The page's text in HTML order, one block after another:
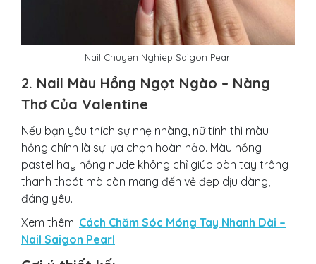
Nail Chuyen Nghiep Saigon Pearl
2. Nail Màu Hồng Ngọt Ngào – Nàng
Thơ Của Valentine
Nếu bạn yêu thích sự nhẹ nhàng, nữ tính thì màu
hồng chính là sự lựa chọn hoàn hảo. Màu hồng
pastel hay hồng nude không chỉ giúp bàn tay trông
thanh thoát mà còn mang đến vẻ đẹp dịu dàng,
đáng yêu.
Xem thêm: Cách Chăm Sóc Móng Tay Nhanh Dài –
Nail Saigon Pearl